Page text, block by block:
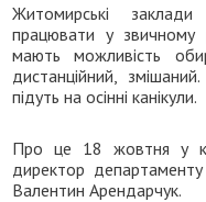
Житомирські
працювати у звичному
мають можливість
дистанційний,
підуть на осінні канікули.
Про це 18 жовтня у
директор
Валентин Арендарчук.